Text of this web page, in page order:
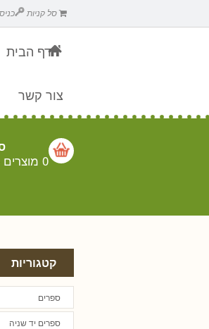
סל קניות
דף הבית
צור קשר
0 מוצרים
קטגוריות
ספרים
ספרים יד שניה